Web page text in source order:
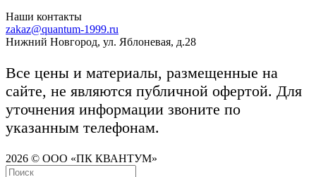
Наши контакты
zakaz@quantum-1999.ru
Нижний Новгород, ул. Яблоневая, д.28
Все цены и материалы, размещенные на
сайте, не являются публичной офертой. Для
уточнения информации звоните по
указанным телефонам.
2026 © ООО «ПК КВАНТУМ»